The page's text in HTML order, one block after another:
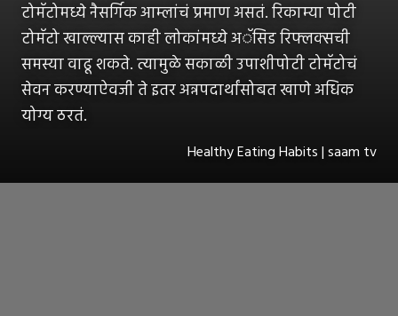
टोमॅटोमध्ये नैसर्गिक आम्लांचं प्रमाण असतं. रिकाम्या पोटी
टोमॅटो खाल्ल्यास काही लोकांमध्ये अॅसिड रिफ्लक्सची
समस्या वाढू शकते. त्यामुळे सकाळी उपाशीपोटी टोमॅटोचं
सेवन करण्याऐवजी ते इतर अन्नपदार्थांसोबत खाणे अधिक
योग्य ठरतं.
Healthy Eating Habits | saam tv